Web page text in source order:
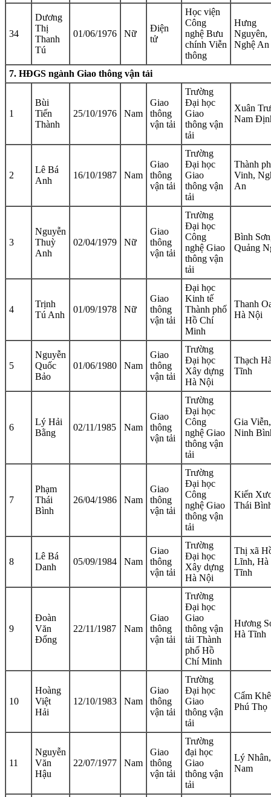
34
Dương
Thị
Thanh
Tú
01/06/1976 Nữ
Điện
tử
Học viện
Công
nghệ Bưu
chính Viễn
thông
Hưng
Nguyên,
Nghệ An
7. HĐGS ngành Giao thông vận tải
1
Bùi
Tiến
Thành
25/10/1976 Nam
Giao
thông
vận tải
Trường
Đại học
Giao
thông vận
tải
Xuân
Nam
2
Lê Bá
Anh
16/10/1987 Nam
Giao
thông
vận tải
Trường
Đại học
Giao
thông vận
tải
Thành
Vinh,
An
3
Nguyễn
Thuỳ
Anh
02/04/1979 Nữ
Giao
thông
vận tải
Trường
Đại học
Công
nghệ Giao
thông vận
tải
Bình
Quảng
4
Trịnh
Tú Anh
01/09/1978 Nữ
Giao
thông
vận tải
Đại học
Kinh tế
Thành phố
Hồ Chí
Minh
Thanh
Hà Nội
5
Nguyễn
Quốc
Bảo
01/06/1980 Nam
Giao
thông
vận tải
Trường
Đại học
Xây dựng
Hà Nội
Thạch
Tĩnh
6
Lý Hải
Bằng
02/11/1985 Nam
Giao
thông
vận tải
Trường
Đại học
Công
nghệ Giao
thông vận
tải
Gia Viễn,
Ninh
7
Phạm
Thái
Bình
26/04/1986 Nam
Giao
thông
vận tải
Trường
Đại học
Công
nghệ Giao
thông vận
tải
Kiến
Thái
8
Lê Bá
Danh
05/09/1984 Nam
Giao
thông
vận tải
Trường
Đại học
Xây dựng
Hà Nội
Thị xã
Lĩnh, Hà
Tĩnh
9
Đoàn
Văn
Đổng
22/11/1987 Nam
Giao
thông
vận tải
Trường
Đại học
Giao
thông vận
tải Thành
phố Hồ
Chí Minh
Hương
Hà Tĩnh
10
Hoàng
Việt
Hải
12/10/1983 Nam
Giao
thông
vận tải
Trường
Đại học
Giao
thông vận
tải
Cẩm
Phú Thọ
11
Nguyễn
Văn
Hậu
22/07/1977 Nam
Giao
thông
vận tải
Trường
đại học
Giao
thông vận
tải
Lý
Nam